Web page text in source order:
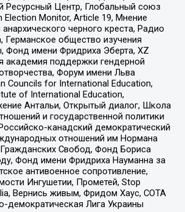
Ресурсный Центр, Глобальный союз
Election Monitor, Article 19, Мнение
черного креста, Радио
Германское общество изучения
Фонд имени Фридриха Эберта, XZ
академия поддержки гендерной
Форум имени Льва
Councils for International Education,
of International Education,
Антальи, Открытый диалог, Школа
и государственной политики
канадский демократический
отношений им Нормана
Свобод, Фонд Бориса
Фонд имени Фридриха Науманна за
антивоенное сопротивление,
Ингушетии, Прометей, Stop
Вернись живым, Фридом Хаус, СОТА
демократическая Лига Украины